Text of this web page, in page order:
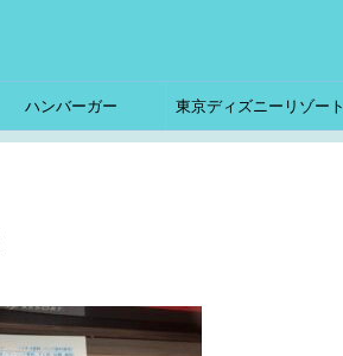
ハンバーガー 東京ディズニーリゾート